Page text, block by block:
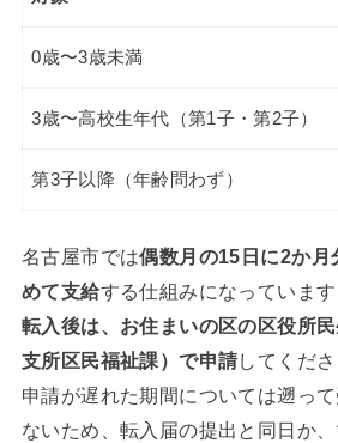
0歳〜3歳未満
3歳〜高校生年代（第1子・第2子）
第3子以降（年齢問わず）
名古屋市では偶数月の15日に2か月
めて支給する仕組みになっています
転入後は、お住まいの区の区役所
支所区民福祉課）で申請してくださ
申請が遅れた期間については遡っ
ないため、転入届の提出と同日か